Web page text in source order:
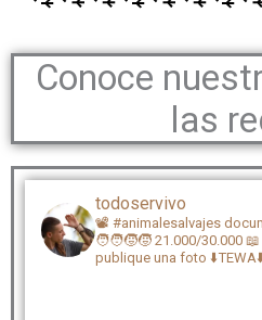
Conoce
las
todoservivo
📽️ #animalesalvajes
🧑‍🧑‍🧒‍🧒 21.000/30.000
publique una foto